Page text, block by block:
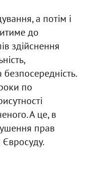
а потім і
до
здійснення
безпосередність.
по
А це, в
прав